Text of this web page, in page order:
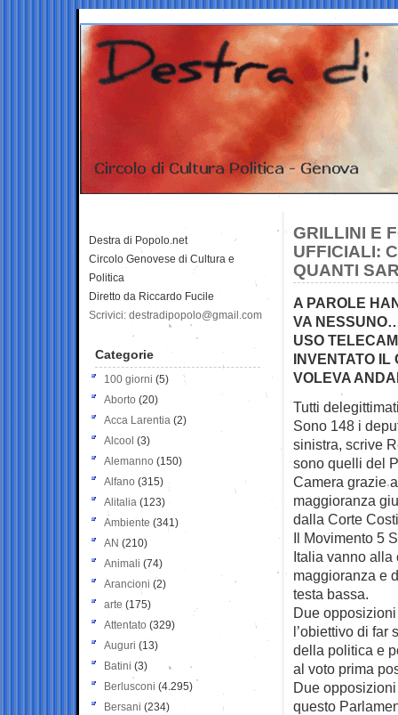
GRILLINI E
UFFICIALI:
QUANTI
A PAROLE
VA
USO
INVENTATO IL
VOLEVA
Tutti
Sono 148 i
sinistra, scrive
sono quelli del
Camera grazie
maggioranza
dalla Corte
Il Movimento 5
Italia vanno alla
maggioranza e
testa bassa.
Due
l’obiettivo di far
della politica e
al voto prima
Due
questo
Destra di Popolo.net
Circolo Genovese di Cultura e
Politica
Diretto da Riccardo Fucile
Scrivici: destradipopolo@gmail.com
Categorie
100 giorni (5)
Aborto (20)
Acca Larentia (2)
Alcool (3)
Alemanno (150)
Alfano (315)
Alitalia (123)
Ambiente (341)
AN (210)
Animali (74)
Arancioni (2)
arte (175)
Attentato (329)
Auguri (13)
Batini (3)
Berlusconi (4.295)
Bersani (234)